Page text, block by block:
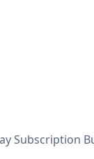
Subscription